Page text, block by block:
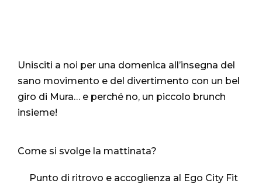
Unisciti a noi per una domenica all’insegna del
sano movimento e del divertimento con un bel
giro di Mura… e perché no, un piccolo brunch
insieme!
Come si svolge la mattinata?
Punto di ritrovo e accoglienza al Ego City Fit